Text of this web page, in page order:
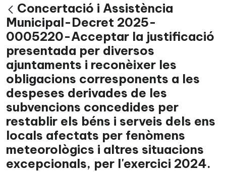
Vés enrere
Concertació i Assistència
Municipal-Decret 2025-
0005220-Acceptar la justificació
presentada per diversos
ajuntaments i reconèixer les
obligacions corresponents a les
despeses derivades de les
subvencions concedides per
restablir els béns i serveis dels ens
locals afectats per fenòmens
meteorològics i altres situacions
excepcionals, per l'exercici 2024.